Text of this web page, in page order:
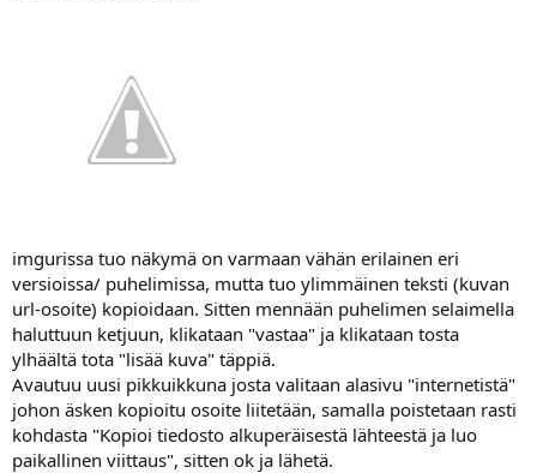
imgurissa tuo näkymä on varmaan vähän erilainen eri
versioissa/ puhelimissa, mutta tuo ylimmäinen teksti (kuvan
url-osoite) kopioidaan. Sitten mennään puhelimen selaimella
haluttuun ketjuun, klikataan "vastaa" ja klikataan tosta
ylhäältä tota "lisää kuva" täppiä.
Avautuu uusi pikkuikkuna josta valitaan alasivu "internetistä"
johon äsken kopioitu osoite liitetään, samalla poistetaan rasti
kohdasta "Kopioi tiedosto alkuperäisestä lähteestä ja luo
paikallinen viittaus", sitten ok ja lähetä.